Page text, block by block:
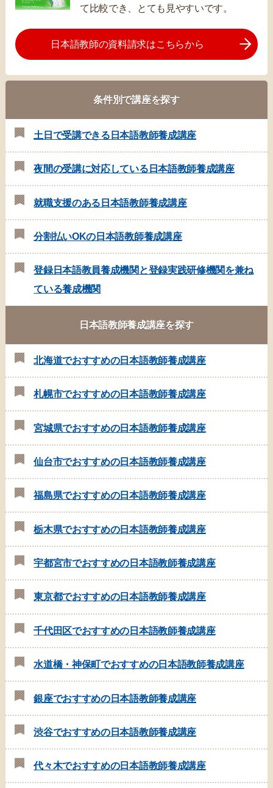
て比較でき、とても見やすいです。
日本語教師の資料請求はこちらから
条件別で講座を探す
土日で受講できる日本語教師養成講座
夜間の受講に対応している日本語教師養成講座
就職支援のある日本語教師養成講座
分割払いOKの日本語教師養成講座
登録日本語教員養成機関と登録実践研修機関を兼ね
ている養成機関
日本語教師養成講座を探す
北海道でおすすめの日本語教師養成講座
札幌市でおすすめの日本語教師養成講座
宮城県でおすすめの日本語教師養成講座
仙台市でおすすめの日本語教師養成講座
福島県でおすすめの日本語教師養成講座
栃木県でおすすめの日本語教師養成講座
宇都宮市でおすすめの日本語教師養成講座
東京都でおすすめの日本語教師養成講座
千代田区でおすすめの日本語教師養成講座
水道橋・神保町でおすすめの日本語教師養成講座
銀座でおすすめの日本語教師養成講座
渋谷でおすすめの日本語教師養成講座
代々木でおすすめの日本語教師養成講座